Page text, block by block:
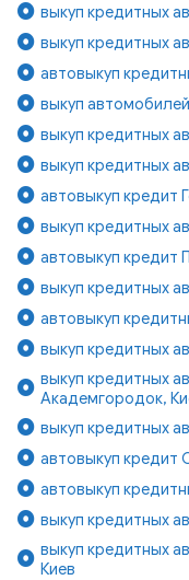
выкуп кредитных
выкуп кредитных
автовыкуп
выкуп
выкуп кредитных
выкуп кредитных
автовыкуп кредит
выкуп кредитных
автовыкуп кредит
выкуп кредитных
автовыкуп
выкуп кредитных
выкуп кредитных
Академгородок,
выкуп кредитных
автовыкуп кредит
автовыкуп
выкуп кредитных
выкуп кредитных
Киев